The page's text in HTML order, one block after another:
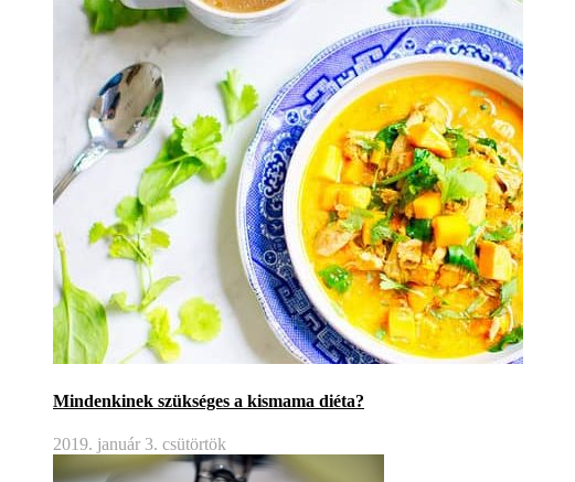
Mindenkinek szükséges a kismama diéta?
2019. január 3. csütörtök